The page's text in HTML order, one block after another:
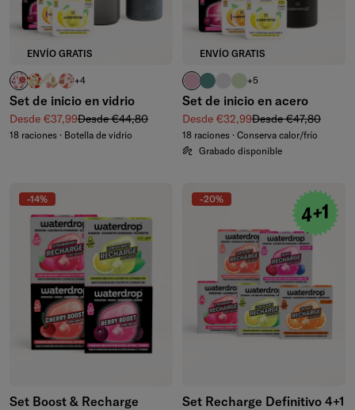
ENVÍO GRATIS
RELAX
MANZANA transparente
FLAIRDEFENCE
+4
Set de inicio en vidrio
Precio de venta
Desde €37,99Precio normal
Desde €44,80
18 raciones · Botella de vidrio
ENVÍO GRATIS
rosa pastel
azul petróleo
violeta pastel
verde oliva pastel
+5
Set de inicio en acero
Precio de venta
Desde €32,99Precio normal
Desde €47,80
18 raciones · Conserva calor/frío
Grabado disponible
-14%
Set Boost & Recharge
-20%
Set Recharge Definitivo 4+1